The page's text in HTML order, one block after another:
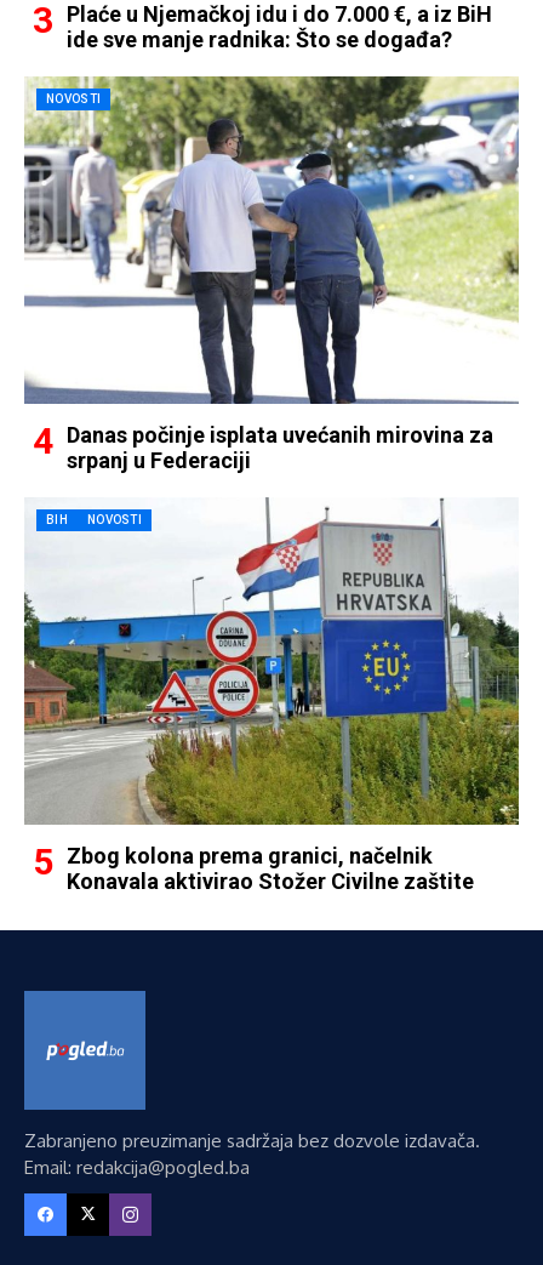
Plaće u Njemačkoj idu i do 7.000 €, a iz BiH
ide sve manje radnika: Što se događa?
NOVOSTI
Danas počinje isplata uvećanih mirovina za
srpanj u Federaciji
BIH NOVOSTI
Zbog kolona prema granici, načelnik
Konavala aktivirao Stožer Civilne zaštite
Zabranjeno preuzimanje sadržaja bez dozvole izdavača.
Email: redakcija@pogled.ba